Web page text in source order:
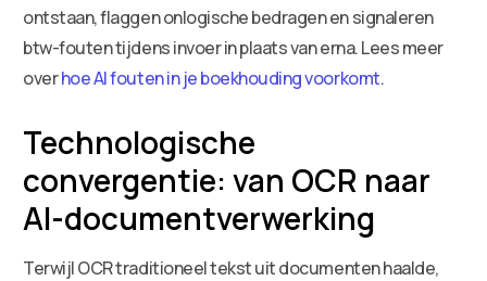
ontstaan, flaggen onlogische bedragen en signaleren
btw-fouten tijdens invoer in plaats van erna. Lees meer
overhoe AI fouten in je boekhouding voorkomt.
Technologische
convergentie: van OCR naar
AI-documentverwerking
Terwijl OCR traditioneel tekst uit documenten haalde,